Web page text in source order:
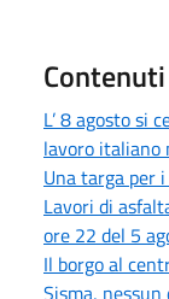
L’ 8 agosto si
lavoro italiano
Una targa per
Lavori di
ore 22 del 5
Il borgo al
Sisma,